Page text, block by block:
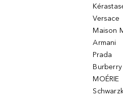
Versace
Maison
Armani
Prada
Burberry
MOÉRIE